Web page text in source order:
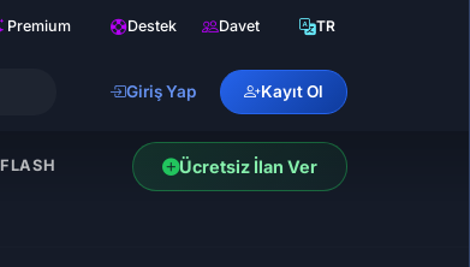
Premium Destek Davet TR
Giriş Yap Kayıt Ol
FLASH Ücretsiz İlan Ver